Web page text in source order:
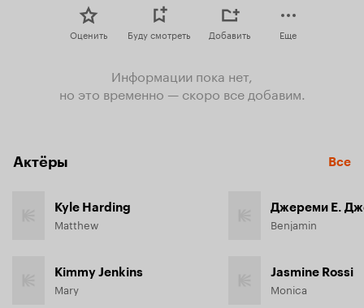
Оценить Буду смотреть Добавить Еще
Информации пока нет,
но это временно — скоро все добавим.
Актёры Все
Kyle Harding
Matthew
Kimmy Jenkins
Mary
Джереми Е.
Benjamin
Jasmine Rossi
Monica